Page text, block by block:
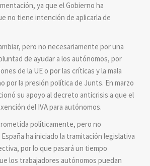
ya que el Gobierno ha
no tiene intención de aplicarla de
pero no necesariamente por una
de ayudar a los autónomos, por
de la UE o por las críticas y la mala
por la presión política de Junts. En marzo
su apoyo al decreto anticrisis a que el
del IVA para autónomos.
políticamente, pero no
ha iniciado la tramitación legislativa
por lo que pasará un tiempo
los trabajadores autónomos puedan